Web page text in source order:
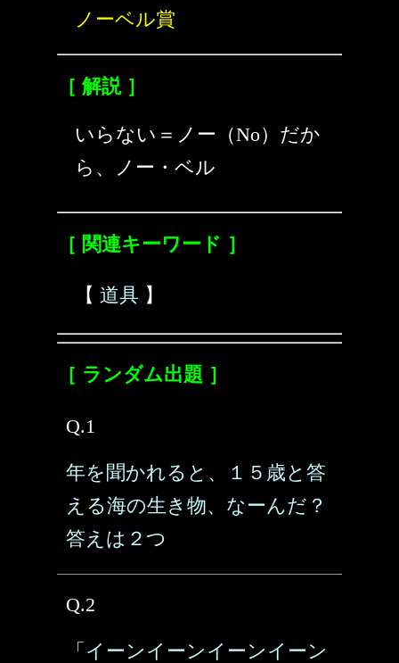
ノーベル賞
［ 解説 ］
いらない＝ノー（No）だか
ら、ノー・ベル
［ 関連キーワード ］
【 道具 】
［ ランダム出題 ］
Q.1
年を聞かれると、１５歳と答
える海の生き物、なーんだ？
答えは２つ
Q.2
「イーンイーンイーンイーン